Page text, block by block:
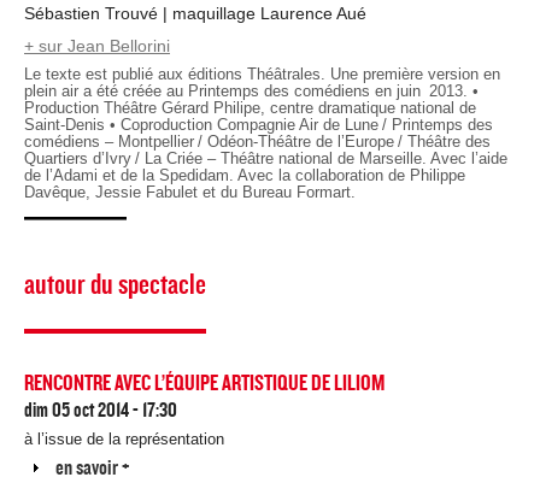
Sébastien Trouvé | maquillage Laurence Aué
+ sur Jean Bellorini
Le texte est publié aux éditions Théâtrales. Une première version en
plein air a été créée au Printemps des comédiens en juin 2013. •
Production Théâtre Gérard Philipe, centre dramatique national de
Saint-Denis • Coproduction Compagnie Air de Lune / Printemps des
comédiens – Montpellier / Odéon-Théâtre de l’Europe / Théâtre des
Quartiers d’Ivry / La Criée – Théâtre national de Marseille. Avec l’aide
de l’Adami et de la Spedidam. Avec la collaboration de Philippe
Davêque, Jessie Fabulet et du Bureau Formart.
autour du spectacle
RENCONTRE AVEC L’ÉQUIPE ARTISTIQUE DE LILIOM
dim 05 oct 2014 - 17:30
à l’issue de la représentation
Afficher
en savoir +